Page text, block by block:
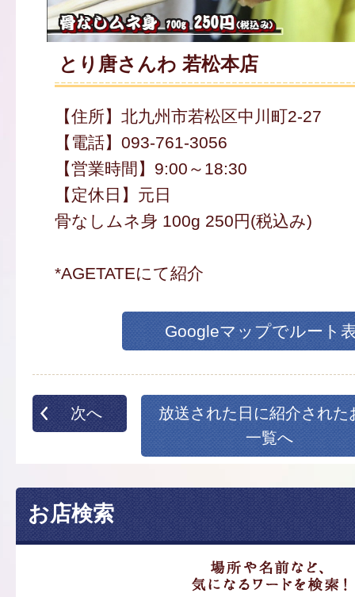
とり唐さんわ 若松本店
【住所】北九州市若松区中川町2-27
【電話】093-761-3056
【営業時間】9:00～18:30
【定休日】元日
骨なしムネ身 100g 250円(税込み)
*AGETATEにて紹介
Googleマップでルート
次へ
放送された日に紹介された
一覧へ
お店検索